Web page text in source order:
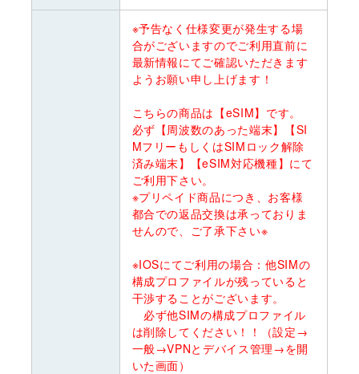
※予告なく仕様変更が発生する場
合がございますのでご利用直前に
最新情報にてご確認いただきます
ようお願い申し上げます！
こちらの商品は【eSIM】です。
必ず【周波数のあった端末】【SI
MフリーもしくはSIMロック解除
済み端末】【eSIM対応機種】にて
ご利用下さい。
※プリペイド商品につき、お客様
都合での返品交換は承っておりま
せんので、ご了承下さい※
※IOSにてご利用の場合：他SIMの
構成プロファイルが残っていると
干渉することがございます。
必ず他SIMの構成プロファイル
は削除してください！！（設定→
一般→VPNとデバイス管理→を開
いた画面）